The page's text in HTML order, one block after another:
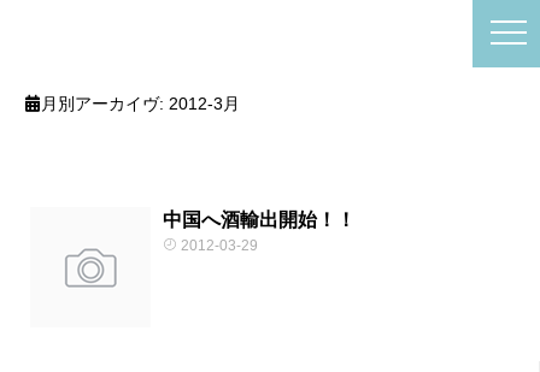
月別アーカイヴ: 2012-3月
中国へ酒輸出開始！！
2012-03-29